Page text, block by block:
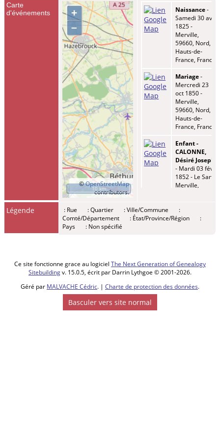
Carte
d'événements
+
–
©OpenStreetMap
contributors.
10 km
Naissance-
Samedi 30 avr
1825 -
Merville,
59660, Nord,
Hauts-de-
France, France
Mariage-
Mercredi 23
oct 1850 -
Merville,
59660, Nord,
Hauts-de-
France, France
Enfant -
CALONNE,
Désiré Joseph
- Mardi 03 fév
1852 - Le Sart,
Merville,
France, France
Mercredi 08
fév 1854 -
Haverskerque,
59293, Nord,
Légende : Rue : Quartier : Ville/Commune
:
Comté/Département
: État/Province/Région
:
Pays
: Non spécifié
Ce site fonctionne grace au logiciel The Next Generation of Genealogy
Sitebuildingv. 15.0.5, écrit par Darrin Lythgoe © 2001-2026.
Géré par MALVACHE Cédric. | Charte de protection des données.
Basculer vers site normal